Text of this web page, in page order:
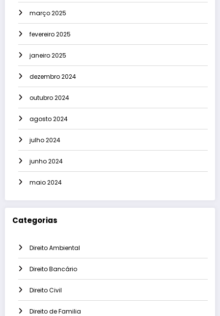
março 2025
fevereiro 2025
janeiro 2025
dezembro 2024
outubro 2024
agosto 2024
julho 2024
junho 2024
maio 2024
Categorias
Direito Ambiental
Direito Bancário
Direito Civil
Direito de Familia